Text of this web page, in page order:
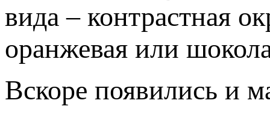
вида – контрастная
оранжевая или
Вскоре появились и